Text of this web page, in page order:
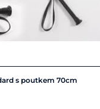
s poutkem 70cm